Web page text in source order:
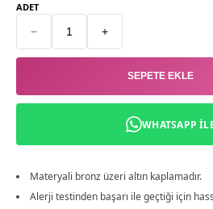
ADET
− +
SEPETE EKLE
WHATSAPP
Materyali bronz üzeri altın kaplamadır.
Alerji testinden başarı ile geçtiği için